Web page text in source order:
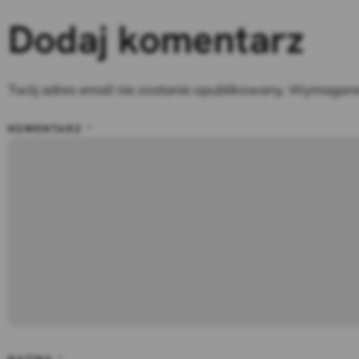
Dodaj komentarz
Twój adres email nie zostanie opublikowany.
KOMENTARZ